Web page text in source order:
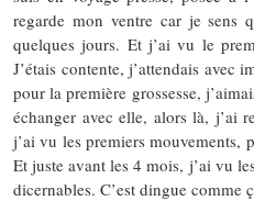
regarde mon ventre car je sens
quelques jours. Et j’ai vu le
J’étais contente, j’attendais avec
pour la première grossesse,
échanger avec elle, alors là, j’ai
j’ai vu les premiers mouvements,
Et juste avant les 4 mois, j’ai vu
dicernables. C’est dingue comme